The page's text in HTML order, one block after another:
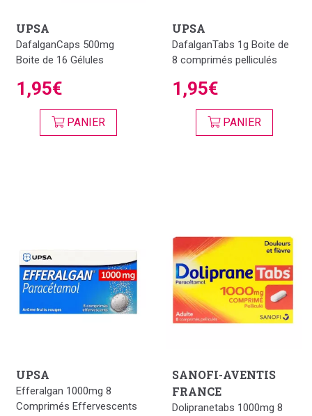
UPSA
DafalganCaps 500mg
Boite de 16 Gélules
1,95€
PANIER
UPSA
DafalganTabs 1g Boite de
8 comprimés pelliculés
1,95€
PANIER
UPSA
Efferalgan 1000mg 8
Comprimés Effervescents
SANOFI-AVENTIS
FRANCE
Dolipranetabs 1000mg 8